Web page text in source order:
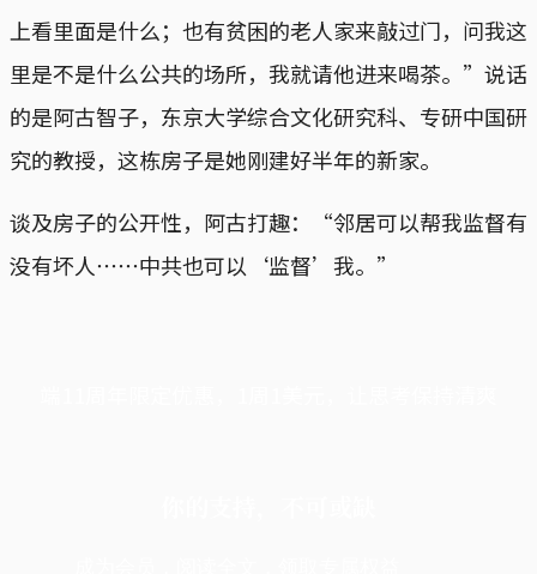
上看里面是什么；也有贫困的老人家来敲过门，问我这
里是不是什么公共的场所，我就请他进来喝茶。”说话
的是阿古智子，东京大学综合文化研究科、专研中国研
究的教授，这栋房子是她刚建好半年的新家。
谈及房子的公开性，阿古打趣：“邻居可以帮我监督有
没有坏人⋯⋯中共也可以‘监督’我。”